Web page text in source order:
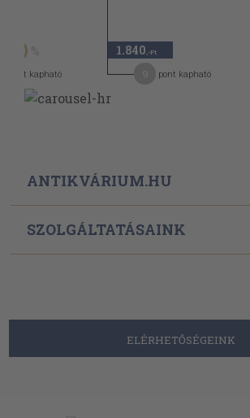
50
pont kapható
1.840 ,-Ft
pont kapható
ANTIKVÁRIUM.HU
SZOLGÁLTATÁSAINK
ELÉRHETŐSÉGEINK